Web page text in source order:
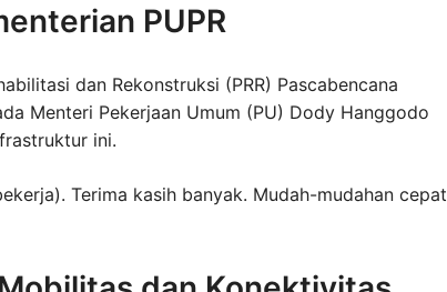
PUPR
dan Rekonstruksi (PRR) Pascabencana
Menteri Pekerjaan Umum (PU) Dody Hanggodo
ini.
Terima kasih banyak. Mudah-mudahan cepat